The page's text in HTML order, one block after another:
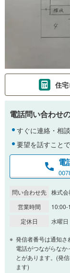
住
支払いの目安をシミ
金利
一般的には最長
閉じる
頭金
電話問い合わせ
すぐに連絡・相
要望を話すこと
電
問い合わせ先 株式
営業時間
10:00-
定休日
水曜日
発信者番号は通知さ
電話がつながらなか
とがあります。(発
ます)